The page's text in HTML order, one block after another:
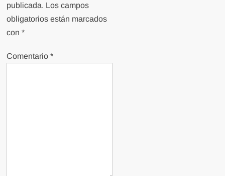
publicada. Los campos
obligatorios están marcados
con*
Comentario*